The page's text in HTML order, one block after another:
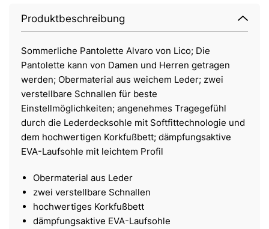
Produktbeschreibung
Sommerliche Pantolette Alvaro von Lico; Die
Pantolette kann von Damen und Herren getragen
werden; Obermaterial aus weichem Leder; zwei
verstellbare Schnallen für beste
Einstellmöglichkeiten; angenehmes Tragegefühl
durch die Lederdecksohle mit Softfittechnologie und
dem hochwertigen Korkfußbett; dämpfungsaktive
EVA-Laufsohle mit leichtem Profil
Obermaterial aus Leder
zwei verstellbare Schnallen
hochwertiges Korkfußbett
dämpfungsaktive EVA-Laufsohle